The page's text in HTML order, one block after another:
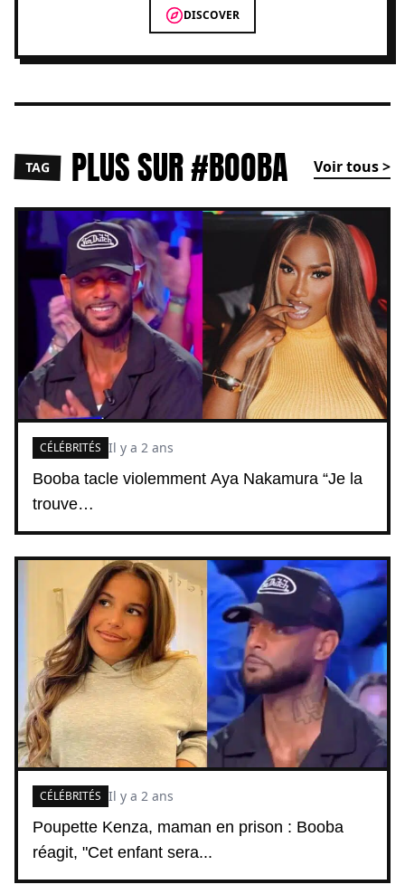
DISCOVER
TAG PLUS SUR #BOOBA Voir tous >
Booba tacle violemment Aya Nakamura “Je la
trouve…
CÉLÉBRITÉS Il y a 2 ans
Poupette Kenza, maman en prison : Booba
réagit, "Cet enfant sera...
CÉLÉBRITÉS Il y a 2 ans